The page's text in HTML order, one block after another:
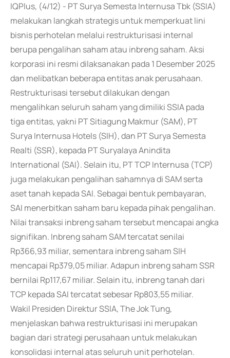
IQPlus, (4/12) - PT Surya Semesta Internusa Tbk (SSIA)
melakukan langkah strategis untuk memperkuat lini
bisnis perhotelan melalui restrukturisasi internal
berupa pengalihan saham atau inbreng saham. Aksi
korporasi ini resmi dilaksanakan pada 1 Desember 2025
dan melibatkan beberapa entitas anak perusahaan.
Restrukturisasi tersebut dilakukan dengan
mengalihkan seluruh saham yang dimiliki SSIA pada
tiga entitas, yakni PT Sitiagung Makmur (SAM), PT
Surya Internusa Hotels (SIH), dan PT Surya Semesta
Realti (SSR), kepada PT Suryalaya Anindita
International (SAI). Selain itu, PT TCP Internusa (TCP)
juga melakukan pengalihan sahamnya di SAM serta
aset tanah kepada SAI. Sebagai bentuk pembayaran,
SAI menerbitkan saham baru kepada pihak pengalihan.
Nilai transaksi inbreng saham tersebut mencapai angka
signifikan. Inbreng saham SAM tercatat senilai
Rp366,93 miliar, sementara inbreng saham SIH
mencapai Rp379,05 miliar. Adapun inbreng saham SSR
bernilai Rp117,67 miliar. Selain itu, inbreng tanah dari
TCP kepada SAI tercatat sebesar Rp803,55 miliar.
Wakil Presiden Direktur SSIA, The Jok Tung,
menjelaskan bahwa restrukturisasi ini merupakan
bagian dari strategi perusahaan untuk melakukan
konsolidasi internal atas seluruh unit perhotelan.